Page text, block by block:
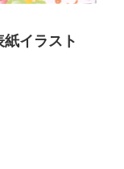
イラスト